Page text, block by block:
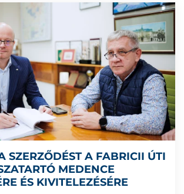
SZERZŐDÉST A FABRICII ÚTI
MEDENCE
ÉS KIVITELEZÉSÉRE